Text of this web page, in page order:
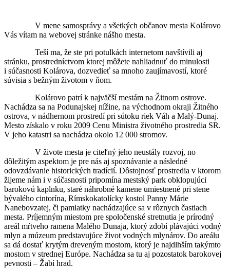
V mene samosprávy a všetkých občanov mesta Kolárovo
Vás vítam na webovej stránke nášho mesta.
Teší ma, že ste pri potulkách internetom navštívili aj
stránku, prostredníctvom ktorej môžete nahliadnuť do minulosti
i súčasnosti Kolárova, dozvedieť sa mnoho zaujímavostí, ktoré
súvisia s bežným životom v ňom.
Kolárovo patrí k najväčší mestám na Žitnom ostrove.
Nachádza sa na Podunajskej nížine, na východnom okraji Žitného
ostrova, v nádhernom prostredí pri sútoku riek Váh a Malý-Dunaj.
Mesto získalo v roku 2009 Cenu Ministra životného prostredia SR.
V jeho katastri sa nachádza okolo 12 000 stromov.
V živote mesta je citeľný jeho neustály rozvoj, no
dôležitým aspektom je pre nás aj spoznávanie a následné
odovzdávanie historických tradícií. Dôstojnosť prostredia v ktorom
žijeme nám i v súčasnosti pripomína mestský park obklopujúci
barokovú kaplnku, staré náhrobné kamene umiestnené pri stene
bývalého cintorína, Rímskokatolícky kostol Panny Márie
Nanebovzatej, či pamiatky nachádzajúce sa v rôznych častiach
mesta. Príjemným miestom pre spoločenské stretnutia je prírodný
areál mŕtveho ramena Malého Dunaja, ktorý zdobí plávajúci vodný
mlyn a múzeum predstavujúce život vodných mlynárov. Do areálu
sa dá dostať krytým dreveným mostom, ktorý je najdlhším takýmto
mostom v strednej Európe. Nachádza sa tu aj pozostatok barokovej
pevnosti – Žabí hrad.